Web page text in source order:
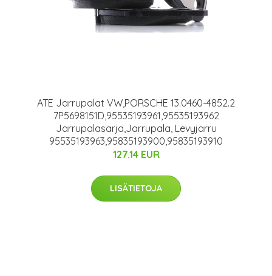
ATE Jarrupalat VW,PORSCHE 13.0460-4852.2
7P5698151D,95535193961,95535193962
Jarrupalasarja,Jarrupala, Levyjarru
95535193963,95835193900,95835193910
127.14 EUR
LISÄTIETOJA